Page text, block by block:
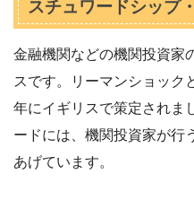
スチュワードシップ
金融機関などの機関投資家
スです。リーマンショック
年にイギリスで策定されま
ードには、機関投資家が行
あげています。